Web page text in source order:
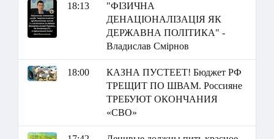
18:13
"ФІЗИЧНА
ДЕНАЦІОНАЛІЗАЦІЯ ЯК
ДЕРЖАВНА ПОЛІТИКА" -
Владислав Смірнов
18:00
КАЗНА ПУСТЕЕТ! Бюджет РФ
ТРЕЩИТ ПО ШВАМ. Россияне
ТРЕБУЮТ ОКОНЧАНИЯ
«СВО»